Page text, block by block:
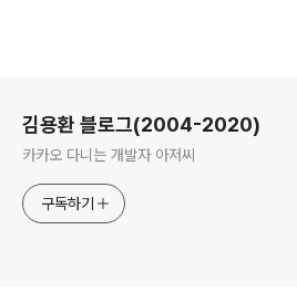
김용환 블로그(2004-2020)
카카오 다니는 개발자 아저씨
구독하기